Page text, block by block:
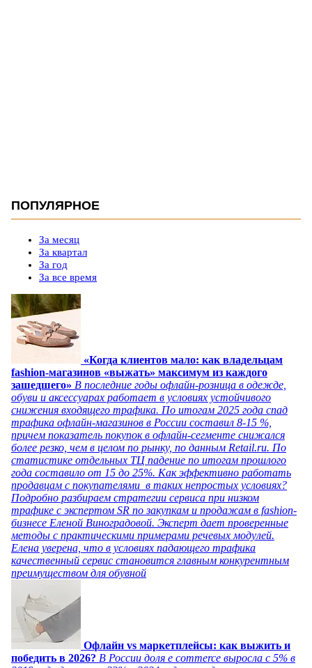
ПОПУЛЯРНОЕ
За месяц
За квартал
За год
За все время
«Когда клиентов мало: как владельцам
fashion-магазинов «выжать» максимум из каждого
зашедшего» В последние годы офлайн-розница в одежде,
обуви и аксессуарах работает в условиях устойчивого
снижения входящего трафика. По итогам 2025 года спад
трафика офлайн-магазинов в России составил 8-15 %,
причем показатель покупок в офлайн-сегменте снижался
более резко, чем в целом по рынку, по данным Retail.ru. По
статистике отдельных ТЦ падение по итогам прошлого
года составило от 15 до 25%. Как эффективно работать
продавцам с покупателями в таких непростых условиях?
Подробно разбираем стратегии сервиса при низком
трафике с экспертом SR по закупкам и продажам в fashion-
бизнесе Еленой Виноградовой. Эксперт дает проверенные
методы с практическими примерами речевых модулей.
Елена уверена, что в условиях падающего трафика
качественный сервис становится главным конкурентным
преимуществом для обувной
Офлайн vs маркетплейсы: как выжить и
победить в 2026? В России доля e commerce выросла с 5% в